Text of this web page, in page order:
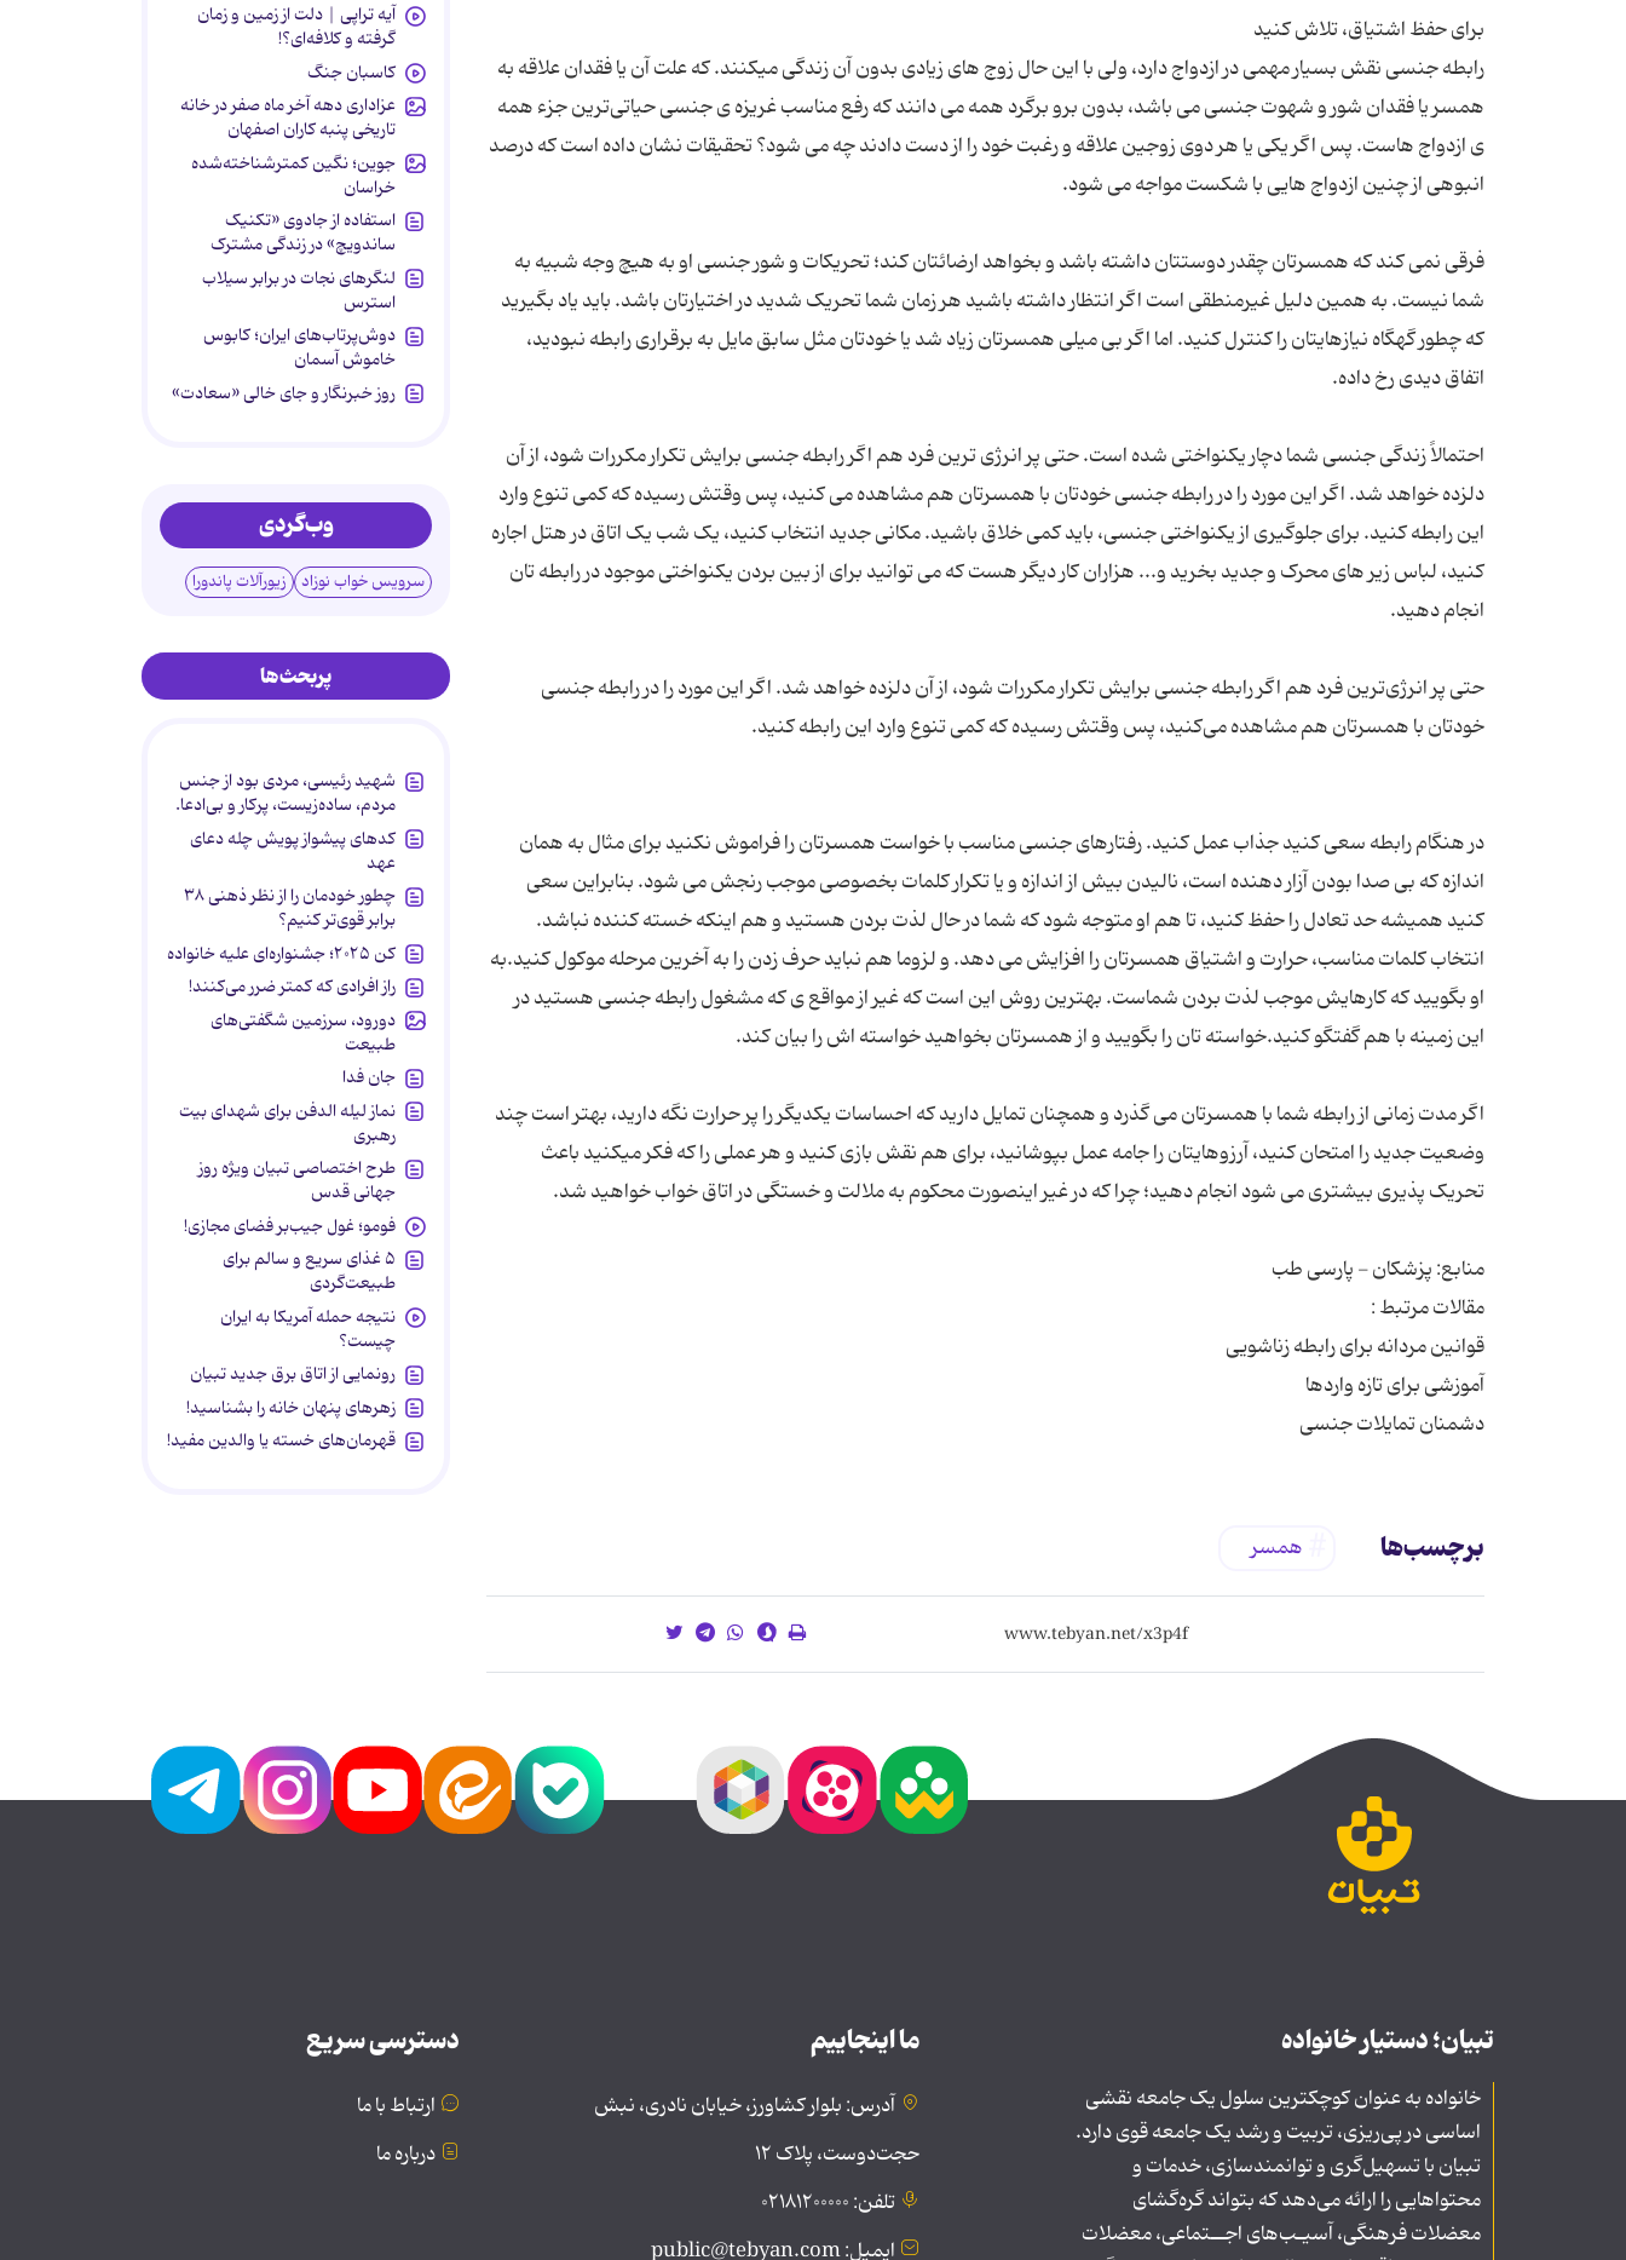
رابطه جنسی نقش بسیار مهمی در ازدواج دارد، ولی با این حال زوج های زیادی بدون آن زندگی میکنند. که علت آن یا فقدان علاقه به
همسر یا فقدان شور و شهوت جنسی می باشد، بدون برو برگرد همه می دانند که رفع مناسب غریزه ی جنسی حیاتی‌ترین جزء همه
ی ازدواج هاست. پس اگر یکی یا هر دوی زوجین علاقه و رغبت خود را از دست دادند چه می شود؟ تحقیقات نشان داده است که درصد
فرقی نمی کند که همسرتان چقدر دوستتان داشته باشد و بخواهد ارضائتان کند؛ تحریکات و شور جنسی او به هیچ وجه شبیه به
شما نیست. به همین دلیل غیرمنطقی است اگر انتظار داشته باشید هر زمان شما تحریک شدید در اختیارتان باشد. باید یاد بگیرید
که چطور گهگاه نیازهایتان را کنترل کنید. اما اگر بی میلی همسرتان زیاد شد یا خودتان مثل سابق مایل به برقراری رابطه نبودید،
احتمالاً زندگی جنسی شما دچار یکنواختی شده است. حتی پر انرژی ترین فرد هم اگر رابطه جنسی برایش تکرار مکررات شود، از آن
دلزده خواهد شد. اگر این مورد را در رابطه جنسی خودتان با همسرتان هم مشاهده می کنید، پس وقتش رسیده که کمی تنوع وارد
این رابطه کنید. برای جلوگیری از یکنواختی جنسی، باید کمی خلاق باشید. مکانی جدید انتخاب کنید، یک شب یک اتاق در هتل اجاره
کنید، لباس زیر های محرک و جدید بخرید و... هزاران کار دیگر هست که می توانید برای از بین بردن یکنواختی موجود در رابطه تان
حتی پر انرژی‌ترین فرد هم اگر رابطه جنسی برایش تکرار مکررات شود، از آن دلزده خواهد شد. اگر این مورد را در رابطه جنسی
در هنگام رابطه سعی کنید جذاب عمل کنید. رفتارهای جنسی مناسب با خواست همسرتان را فراموش نکنید برای مثال به همان
اندازه که بی صدا بودن آزار دهنده است، نالیدن بیش از اندازه و یا تکرار کلمات بخصوصی موجب رنجش می شود. بنابراین سعی
کنید همیشه حد تعادل را حفظ کنید، تا هم او متوجه شود که شما در حال لذت بردن هستید و هم اینکه خسته کننده نباشد.
انتخاب کلمات مناسب، حرارت و اشتیاق همسرتان را افزایش می دهد. و لزوما هم نباید حرف زدن را به آخرین مرحله موکول کنید.به
او بگویید که کارهایش موجب لذت بردن شماست. بهترین روش این است که غیر از مواقع ی که مشغول رابطه جنسی هستید در
اگر مدت زمانی از رابطه شما با همسرتان می گذرد و همچنان تمایل دارید که احساسات یکدیگر را پر حرارت نگه دارید، بهتر است چند
وضعیت جدید را امتحان کنید، آرزوهایتان را جامه عمل بپوشانید، برای هم نقش بازی کنید و هر عملی را که فکر میکنید باعث
دشمنان تمایلات جنسی
برچسب‌ها همسر
آیه تراپی | دلت از زمین و زمان
گرفته و کلافه‌ای؟!
کاسبان جنگ
عزاداری دهه آخر ماه صفر در خانه
تاریخی پنبه کاران اصفهان
جوین؛ نگین کمترشناخته‌شده
خراسان
استفاده از جادوی «تکنیک
ساندویچ» در زندگی مشترک
لنگرهای نجات در برابر سیلاب
استرس
دوش‌پرتاب‌های ایران؛ کابوس
خاموش آسمان
روز خبرنگار و جای خالی «سعادت»
وب‌گردی
سرویس خواب نوزاد زیورآلات پاندورا
پربحث‌ها
شهید رئیسی، مردی بود از جنس
مردم، ساده‌زیست، پرکار و بی‌ادعا.
کدهای پیشواز پویش چله دعای
عهد
چطور خودمان را از نظر ذهنی ۳۸
برابر قوی‌تر کنیم؟
کن ۲۰۲۵؛ جشنواره‌ای علیه خانواده
راز افرادی که کمتر ضرر می‌کنند!
دورود، سرزمین شگفتی‌های
طبیعت
جان فدا
نماز لیله الدفن برای شهدای بیت
رهبری
طرح اختصاصی تبیان ویژه روز
جهانی قدس
فومو؛ غول جیب‌بر فضای مجازی!
۵ غذای سریع و سالم برای
طبیعت‌گردی
نتیجه حمله آمریکا به ایران
چیست؟
رونمایی از اتاق برق جدید تبیان
زهرهای پنهان خانه را بشناسید!
قهرمان‌های خسته یا والدین مفید!
تبیان؛ دستیار خانواده
خانواده به عنوان کوچکترین سلول یک جامعه نقشی
اساسی در پی‌ریزی، تربیت و رشد یک جامعه قوی دارد.
تبیان با تسهیل‌گری و توانمندسازی، خدمات و
محتواهایی را ارائه می‌دهد که بتواند گره‌گشای
معضلات فرهنگی، آسیـب‌های اجــتماعی، معضلات
ما اینجاییم
آدرس: بلوار کشاورز، خیابان نادری، نبش
حجت‌دوست، پلاک ۱۲
تلفن: ۰۲۱۸۱۲۰۰۰۰۰
ایمیل: public@tebyan.com
دسترسی سریع
ارتباط با ما
درباره ما